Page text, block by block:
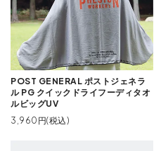
POST GENERAL ポストジェネラ
ル PG クイックドライフーディタオ
ルビッグUV
3,960円(税込)